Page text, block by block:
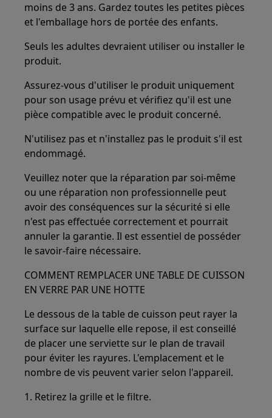
moins de 3 ans. Gardez toutes les petites pièces
et l'emballage hors de portée des enfants.
Seuls les adultes devraient utiliser ou installer le
produit.
Assurez-vous d'utiliser le produit uniquement
pour son usage prévu et vérifiez qu'il est une
pièce compatible avec le produit concerné.
N'utilisez pas et n'installez pas le produit s'il est
endommagé.
Veuillez noter que la réparation par soi-même
ou une réparation non professionnelle peut
avoir des conséquences sur la sécurité si elle
n'est pas effectuée correctement et pourrait
annuler la garantie. Il est essentiel de posséder
le savoir-faire nécessaire.
COMMENT REMPLACER UNE TABLE DE CUISSON
EN VERRE PAR UNE HOTTE
Le dessous de la table de cuisson peut rayer la
surface sur laquelle elle repose, il est conseillé
de placer une serviette sur le plan de travail
pour éviter les rayures. L'emplacement et le
nombre de vis peuvent varier selon l'appareil.
1. Retirez la grille et le filtre.